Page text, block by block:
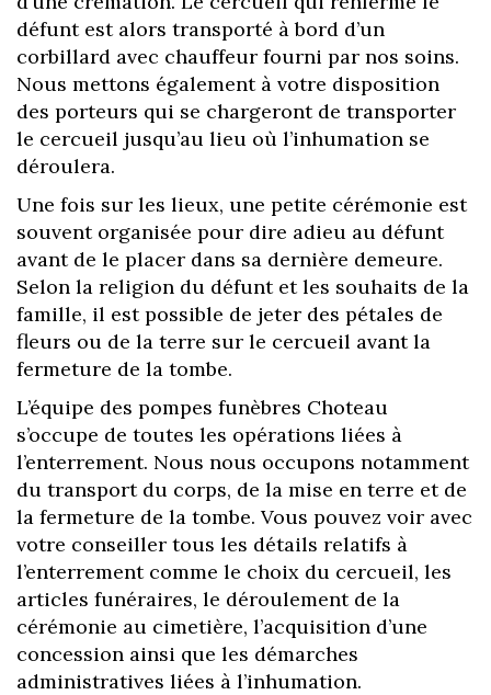
défunt est alors transporté à bord d’un
corbillard avec chauffeur fourni par nos soins.
Nous mettons également à votre disposition
des porteurs qui se chargeront de transporter
le cercueil jusqu’au lieu où l’inhumation se
déroulera.
Une fois sur les lieux, une petite cérémonie est
souvent organisée pour dire adieu au défunt
avant de le placer dans sa dernière demeure.
Selon la religion du défunt et les souhaits de la
famille, il est possible de jeter des pétales de
fleurs ou de la terre sur le cercueil avant la
fermeture de la tombe.
L’équipe des pompes funèbres Choteau
s’occupe de toutes les opérations liées à
l’enterrement. Nous nous occupons notamment
du transport du corps, de la mise en terre et de
la fermeture de la tombe. Vous pouvez voir avec
votre conseiller tous les détails relatifs à
l’enterrement comme le choix du cercueil, les
articles funéraires, le déroulement de la
cérémonie au cimetière, l’acquisition d’une
concession ainsi que les démarches
administratives liées à l’inhumation.